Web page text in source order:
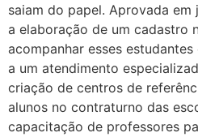
saiam do papel. Aprovada em
a elaboração de um cadastro
acompanhar esses
a um atendimento
criação de centros de
alunos no contraturno das
capacitação de professores